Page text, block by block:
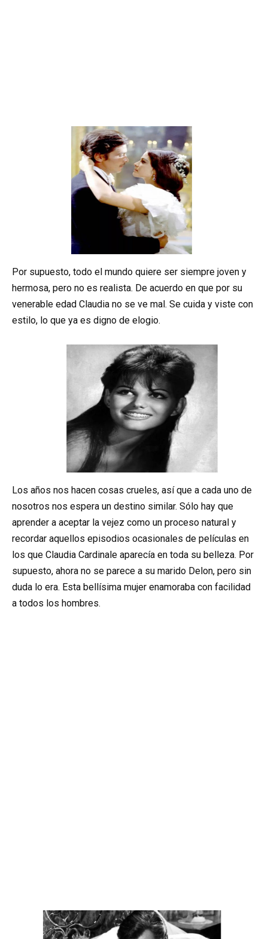
Por supuesto, todo el mundo quiere ser siempre joven y
hermosa, pero no es realista. De acuerdo en que por su
venerable edad Claudia no se ve mal. Se cuida y viste con
estilo, lo que ya es digno de elogio.
Los años nos hacen cosas crueles, así que a cada uno de
nosotros nos espera un destino similar. Sólo hay que
aprender a aceptar la vejez como un proceso natural y
recordar aquellos episodios ocasionales de películas en
los que Claudia Cardinale aparecía en toda su belleza. Por
supuesto, ahora no se parece a su marido Delon, pero sin
duda lo era. Esta bellísima mujer enamoraba con facilidad
a todos los hombres.